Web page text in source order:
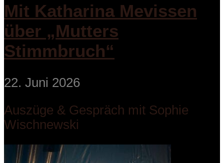
Mit Katharina Mevissen
über „Mutters
Stimmbruch“
22. Juni 2026
Auszüge & Gespräch mit Sophie
Wischnewski